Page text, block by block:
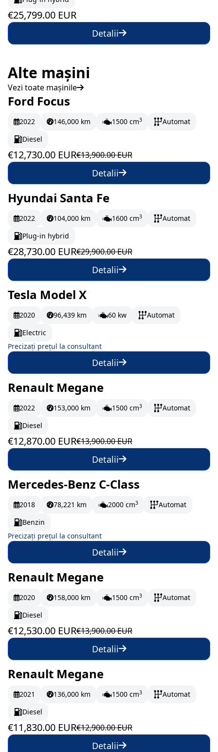
€25,799.00 EUR
Detalii
Alte mașini
Vezi toate mașinile
În stoc
212.17 EUR/lună
Ford Focus
2022 146,000 km 1500 cm3
Automat
Diesel
€12,730.00 EUR€13,900.00 EUR
Detalii
Pe drum 478.83 EUR/lună
Hyundai Santa Fe
2022 104,000 km 1600 cm3
Automat
Plug-in hybrid
€28,730.00 EUR€29,900.00 EUR
Detalii
La comandă
Tesla Model X
2020 96,439 km 60 kw
Automat
Electric
Precizați prețul la consultant
Detalii
În stoc 214.5 EUR/lună
Renault Megane
2022 153,000 km 1500 cm3
Automat
Diesel
€12,870.00 EUR€13,900.00 EUR
Detalii
La comandă
Mercedes-Benz C-Class
2018 78,221 km 2000 cm3
Automat
Benzin
Precizați prețul la consultant
Detalii
În stoc 208.83 EUR/lună
Renault Megane
2020 158,000 km 1500 cm3
Automat
Diesel
€12,530.00 EUR€13,900.00 EUR
Detalii
În stoc 197.17 EUR/lună
Renault Megane
2021 136,000 km 1500 cm3
Automat
Diesel
€11,830.00 EUR€12,900.00 EUR
Detalii